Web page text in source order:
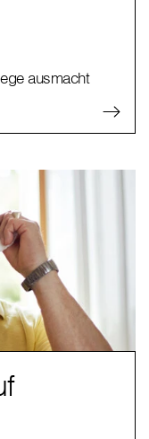
ausmacht